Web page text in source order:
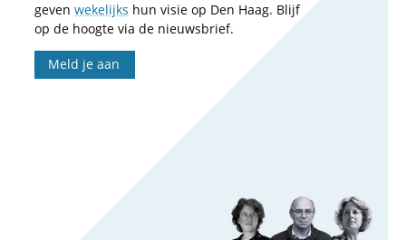
geven wekelijks hun visie op Den Haag. Blijf
op de hoogte via de nieuwsbrief.
Meld je aan